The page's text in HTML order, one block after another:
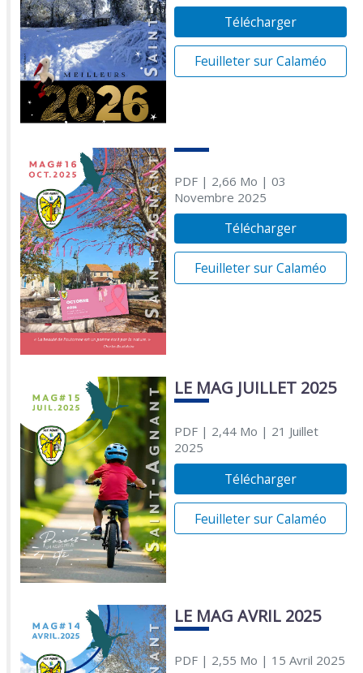
Télécharger
Feuilleter sur Calaméo
PDF| 2,66 Mo | 03
Novembre 2025
Télécharger
Feuilleter sur Calaméo
LE MAG JUILLET 2025
PDF| 2,44 Mo | 21 Juillet
2025
Télécharger
Feuilleter sur Calaméo
LE MAG AVRIL 2025
PDF| 2,55 Mo | 15 Avril 2025